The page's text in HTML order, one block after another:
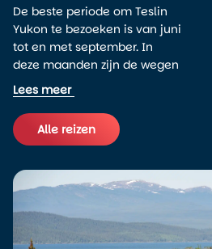
De beste periode om Teslin
Yukon te bezoeken is van juni
tot en met september. In
deze maanden zijn de wegen
goed begaanbaar, zijn de
meeste accommodaties
geopend en liggen de
temperaturen overdag
graden Celsius. In juli kan het
soms warmer worden, maar
altijd af.
Lees meer
Alle reizen